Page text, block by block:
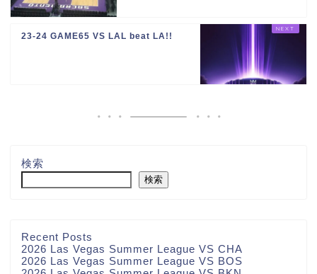
23-24 GAME65 VS LAL beat LA!!
検索
検索
Recent Posts
2026 Las Vegas Summer League VS CHA
2026 Las Vegas Summer League VS BOS